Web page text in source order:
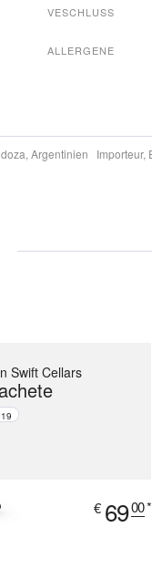
VESCHLUSS
ALLERGENE
Argentinien Importeur,
Swift Cellars
€ 6900*